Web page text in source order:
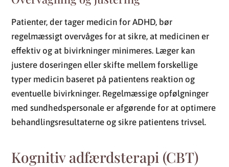
Patienter, der tager medicin for ADHD, bør
regelmæssigt overvåges for at sikre, at medicinen er
effektiv og at bivirkninger minimeres. Læger kan
justere doseringen eller skifte mellem forskellige
typer medicin baseret på patientens reaktion og
eventuelle bivirkninger. Regelmæssige opfølgninger
med sundhedspersonale er afgørende for at optimere
behandlingsresultaterne og sikre patientens trivsel.
Kognitiv adfærdsterapi (CBT)